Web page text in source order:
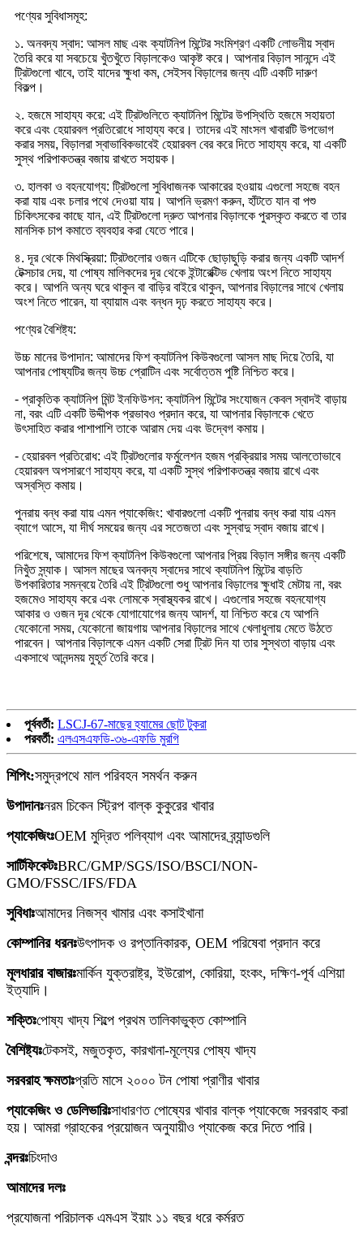
পণ্যের সুবিধাসমূহ:
১. অনবদ্য স্বাদ: আসল মাছ এবং ক্যাটনিপ মিন্টের সংমিশ্রণ একটি লোভনীয় স্বাদ
তৈরি করে যা সবচেয়ে খুঁতখুঁতে বিড়ালকেও আকৃষ্ট করে। আপনার বিড়াল সানন্দে এই
ট্রিটগুলো খাবে, তাই যাদের ক্ষুধা কম, সেইসব বিড়ালের জন্য এটি একটি দারুণ
বিকল্প।
২. হজমে সাহায্য করে: এই ট্রিটগুলিতে ক্যাটনিপ মিন্টের উপস্থিতি হজমে সহায়তা
করে এবং হেয়ারবল প্রতিরোধে সাহায্য করে। তাদের এই মাংসল খাবারটি উপভোগ
করার সময়, বিড়ালরা স্বাভাবিকভাবেই হেয়ারবল বের করে দিতে সাহায্য করে, যা একটি
সুস্থ পরিপাকতন্ত্র বজায় রাখতে সহায়ক।
৩. হালকা ও বহনযোগ্য: ট্রিটগুলো সুবিধাজনক আকারের হওয়ায় এগুলো সহজে বহন
করা যায় এবং চলার পথে দেওয়া যায়। আপনি ভ্রমণ করুন, হাঁটতে যান বা পশু
চিকিৎসকের কাছে যান, এই ট্রিটগুলো দ্রুত আপনার বিড়ালকে পুরস্কৃত করতে বা তার
মানসিক চাপ কমাতে ব্যবহার করা যেতে পারে।
৪. দূর থেকে মিথস্ক্রিয়া: ট্রিটগুলোর ওজন এটিকে ছোড়াছুড়ি করার জন্য একটি আদর্শ
টেক্সচার দেয়, যা পোষ্য মালিকদের দূর থেকে ইন্টারেক্টিভ খেলায় অংশ নিতে সাহায্য
করে। আপনি অন্য ঘরে থাকুন বা বাড়ির বাইরে থাকুন, আপনার বিড়ালের সাথে খেলায়
অংশ নিতে পারেন, যা ব্যায়াম এবং বন্ধন দৃঢ় করতে সাহায্য করে।
পণ্যের বৈশিষ্ট্য:
উচ্চ মানের উপাদান: আমাদের ফিশ ক্যাটনিপ কিউবগুলো আসল মাছ দিয়ে তৈরি, যা
আপনার পোষ্যটির জন্য উচ্চ প্রোটিন এবং সর্বোত্তম পুষ্টি নিশ্চিত করে।
- প্রাকৃতিক ক্যাটনিপ মিন্ট ইনফিউশন: ক্যাটনিপ মিন্টের সংযোজন কেবল স্বাদই বাড়ায়
না, বরং এটি একটি উদ্দীপক প্রভাবও প্রদান করে, যা আপনার বিড়ালকে খেতে
উৎসাহিত করার পাশাপাশি তাকে আরাম দেয় এবং উদ্বেগ কমায়।
- হেয়ারবল প্রতিরোধ: এই ট্রিটগুলোর ফর্মুলেশন হজম প্রক্রিয়ার সময় আলতোভাবে
হেয়ারবল অপসারণে সাহায্য করে, যা একটি সুস্থ পরিপাকতন্ত্র বজায় রাখে এবং
অস্বস্তি কমায়।
পুনরায় বন্ধ করা যায় এমন প্যাকেজিং: খাবারগুলো একটি পুনরায় বন্ধ করা যায় এমন
ব্যাগে আসে, যা দীর্ঘ সময়ের জন্য এর সতেজতা এবং সুস্বাদু স্বাদ বজায় রাখে।
পরিশেষে, আমাদের ফিশ ক্যাটনিপ কিউবগুলো আপনার প্রিয় বিড়াল সঙ্গীর জন্য একটি
নিখুঁত স্ন্যাক। আসল মাছের অনবদ্য স্বাদের সাথে ক্যাটনিপ মিন্টের বাড়তি
উপকারিতার সমন্বয়ে তৈরি এই ট্রিটগুলো শুধু আপনার বিড়ালের ক্ষুধাই মেটায় না, বরং
হজমেও সাহায্য করে এবং লোমকে স্বাস্থ্যকর রাখে। এগুলোর সহজে বহনযোগ্য
আকার ও ওজন দূর থেকে যোগাযোগের জন্য আদর্শ, যা নিশ্চিত করে যে আপনি
যেকোনো সময়, যেকোনো জায়গায় আপনার বিড়ালের সাথে খেলাধুলায় মেতে উঠতে
পারবেন। আপনার বিড়ালকে এমন একটি সেরা ট্রিট দিন যা তার সুস্থতা বাড়ায় এবং
একসাথে আনন্দময় মুহূর্ত তৈরি করে।
পূর্ববর্তী: LSCJ-67-মাছের হ্যামের ছোট টুকরা
পরবর্তী: এলএসএফডি-৩৬-এফডি মুরগি
শিপিং:সমুদ্রপথে মাল পরিবহন সমর্থন করুন
উপাদানঃনরম চিকেন স্ট্রিপ বাল্ক কুকুরের খাবার
প্যাকেজিংঃOEM মুদ্রিত পলিব্যাগ এবং আমাদের ব্র্যান্ডগুলি
সার্টিফিকেটঃBRC/GMP/SGS/ISO/BSCI/NON-
GMO/FSSC/IFS/FDA
সুবিধাঃআমাদের নিজস্ব খামার এবং কসাইখানা
কোম্পানির ধরনঃউৎপাদক ও রপ্তানিকারক, OEM পরিষেবা প্রদান করে
মূলধারার বাজারঃমার্কিন যুক্তরাষ্ট্র, ইউরোপ, কোরিয়া, হংকং, দক্ষিণ-পূর্ব এশিয়া
ইত্যাদি।
শক্তিঃপোষ্য খাদ্য শিল্পে প্রথম তালিকাভুক্ত কোম্পানি
বৈশিষ্ট্যঃটেকসই, মজুতকৃত, কারখানা-মূল্যের পোষ্য খাদ্য
সরবরাহ ক্ষমতাঃপ্রতি মাসে ২০০০ টন পোষা প্রাণীর খাবার
প্যাকেজিং ও ডেলিভারিঃসাধারণত পোষ্যের খাবার বাল্ক প্যাকেজে সরবরাহ করা
হয়। আমরা গ্রাহকের প্রয়োজন অনুযায়ীও প্যাকেজ করে দিতে পারি।
বন্দরঃচিংদাও
আমাদের দলঃ
প্রযোজনা পরিচালক এমএস ইয়াং ১১ বছর ধরে কর্মরত